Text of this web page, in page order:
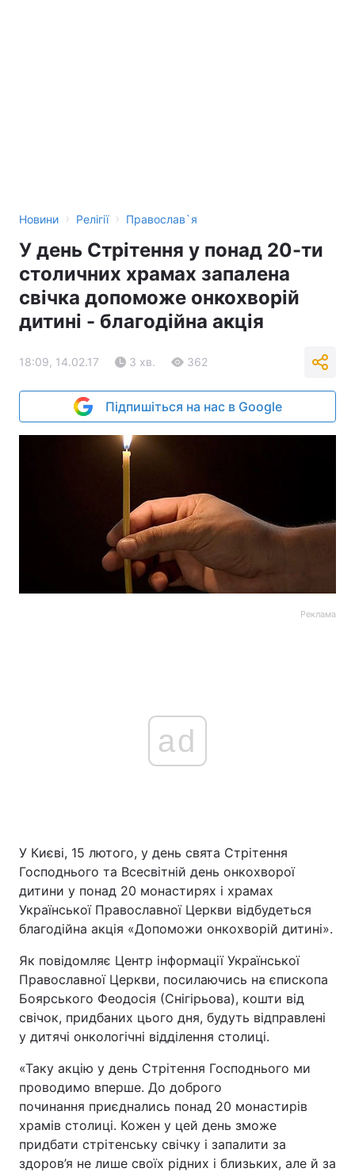
Новини › Релігії › Православ`я
У день Стрітення у понад 20-ти
столичних храмах запалена
свічка допоможе онкохворій
дитині - благодійна акція
18:09, 14.02.17 3 хв. 362
Підпишіться на нас в Google
Реклама
ad
У Києві, 15 лютого, у день свята Стрітення
Господнього та Всесвітній день онкохворої
дитини у понад 20 монастирях і храмах
Української Православної Церкви відбудеться
благодійна акція «Допоможи онкохворій дитині».
Як повідомляє Центр інформації Української
Православної Церкви, посилаючись на єпископа
Боярського Феодосія (Снігірьова), кошти від
свічок, придбаних цього дня, будуть відправлені
у дитячі онкологічні відділення столиці.
«Таку акцію у день Стрітення Господнього ми
проводимо вперше. До доброго
починання приєднались понад 20 монастирів
храмів столиці. Кожен у цей день зможе
придбати стрітенську свічку і запалити за
здоров’я не лише своїх рідних і близьких, але й за